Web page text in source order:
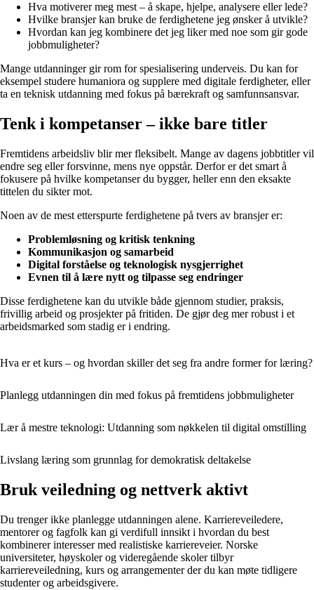
Hva motiverer meg mest – å skape, hjelpe, analysere eller lede?
Hvilke bransjer kan bruke de ferdighetene jeg ønsker å utvikle?
Hvordan kan jeg kombinere det jeg liker med noe som gir gode
jobbmuligheter?
Mange utdanninger gir rom for spesialisering underveis. Du kan for
eksempel studere humaniora og supplere med digitale ferdigheter, eller
ta en teknisk utdanning med fokus på bærekraft og samfunnsansvar.
Tenk i kompetanser – ikke bare titler
Fremtidens arbeidsliv blir mer fleksibelt. Mange av dagens jobbtitler vil
endre seg eller forsvinne, mens nye oppstår. Derfor er det smart å
fokusere på hvilke kompetanser du bygger, heller enn den eksakte
tittelen du sikter mot.
Noen av de mest etterspurte ferdighetene på tvers av bransjer er:
Problemløsning og kritisk tenkning
Kommunikasjon og samarbeid
Digital forståelse og teknologisk nysgjerrighet
Evnen til å lære nytt og tilpasse seg endringer
Disse ferdighetene kan du utvikle både gjennom studier, praksis,
frivillig arbeid og prosjekter på fritiden. De gjør deg mer robust i et
arbeidsmarked som stadig er i endring.
Hva er et kurs – og hvordan skiller det seg fra andre former for læring?
Planlegg utdanningen din med fokus på fremtidens jobbmuligheter
Lær å mestre teknologi: Utdanning som nøkkelen til digital omstilling
Livslang læring som grunnlag for demokratisk deltakelse
Bruk veiledning og nettverk aktivt
Du trenger ikke planlegge utdanningen alene. Karriereveiledere,
mentorer og fagfolk kan gi verdifull innsikt i hvordan du best
kombinerer interesser med realistiske karriereveier. Norske
universiteter, høyskoler og videregående skoler tilbyr
karriereveiledning, kurs og arrangementer der du kan møte tidligere
studenter og arbeidsgivere.